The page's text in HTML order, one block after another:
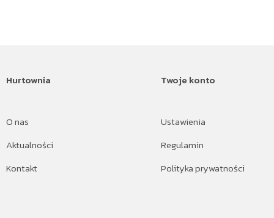
Hurtownia
O nas
Aktualności
Kontakt
Twoje konto
Ustawienia
Regulamin
Polityka prywatności